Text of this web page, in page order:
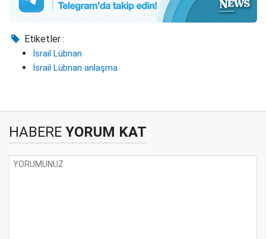
Etiketler :
İsrail Lübnan
İsrail Lübnan anlaşma
HABERE YORUM KAT